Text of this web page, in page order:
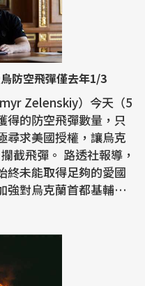
防空飛彈僅去年1/3
Zelenskiy）今天（5
得的防空飛彈數量，只
尋求美國授權，讓烏克
透社報導，
終未能取得足夠的愛國
強對烏克蘭首都基輔和